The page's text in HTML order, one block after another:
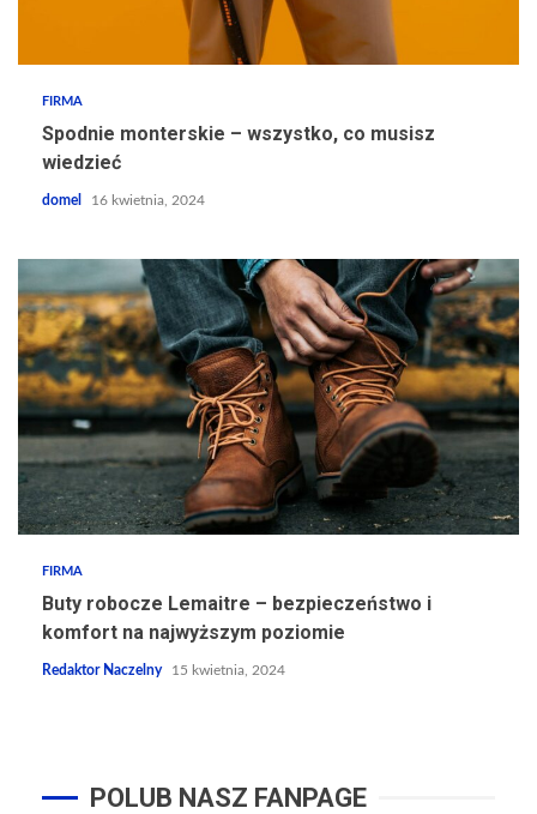
FIRMA
Spodnie monterskie – wszystko, co musisz
wiedzieć
domel 16 kwietnia, 2024
FIRMA
Buty robocze Lemaitre – bezpieczeństwo i
komfort na najwyższym poziomie
Redaktor Naczelny 15 kwietnia, 2024
POLUB NASZ FANPAGE